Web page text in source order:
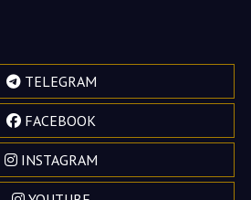
TELEGRAM
FACEBOOK
INSTAGRAM